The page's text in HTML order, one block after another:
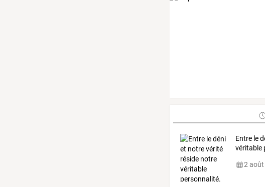
Entre le
véritable
2